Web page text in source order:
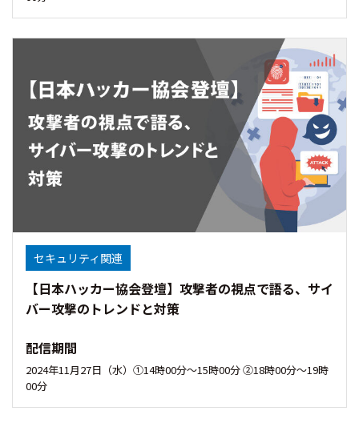
セキュリティ関連
【日本ハッカー協会登壇】攻撃者の視点で語る、サイ
バー攻撃のトレンドと対策
配信期間
2024年11月27日（水）①14時00分〜15時00分 ②18時00分～19時
00分